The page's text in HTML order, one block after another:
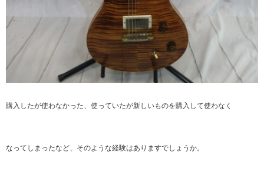
購入したが使わなかった、使っていたが新しいものを購入して使わなく
なってしまったなど、そのような経験はありますでしょうか。